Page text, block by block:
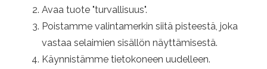
Avaa tuote "turvallisuus".
Poistamme valintamerkin siitä pisteestä, joka
vastaa selaimien sisällön näyttämisestä.
Käynnistämme tietokoneen uudelleen.